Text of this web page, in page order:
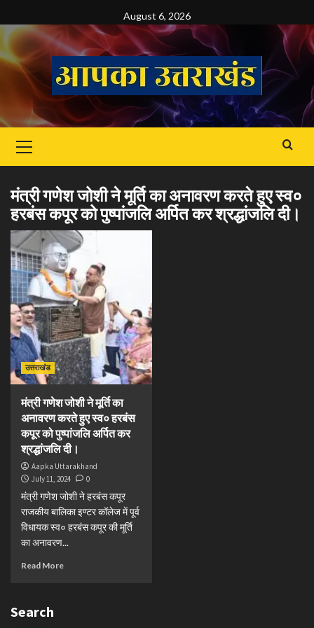
to
content
August 6, 2026
Menu
मंत्री गणेश जोशी ने मूर्ति का अनावरण करते हुए स्व०
हरबंस कपूर को पुष्पांजलि अर्पित कर श्रद्धांजलि दी।
उत्तराखंड
मंत्री गणेश जोशी ने मूर्ति का
अनावरण करते हुए स्व० हरबंस
कपूर को पुष्पांजलि अर्पित कर
श्रद्धांजलि दी।
Aapka Uttarakhand
July 11, 2024
0
मंत्री गणेश जोशी ने हरबंस कपूर
राजकीय बालिका इण्टर कॉलेज में पूर्व
विधायक स्व० हरबंस कपूर की मूर्ति
का अनावरण...
Read More
Search